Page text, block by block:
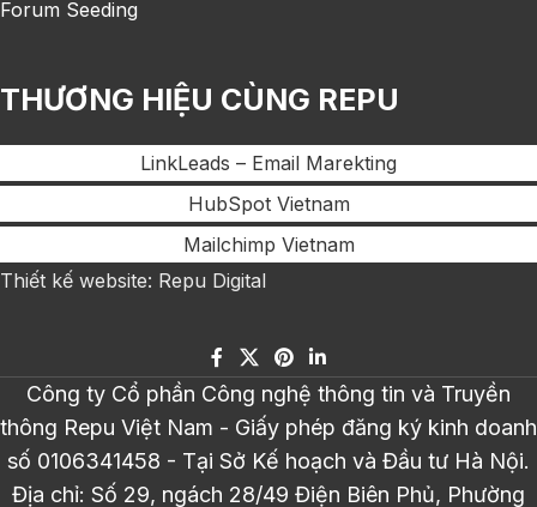
Forum Seeding
THƯƠNG HIỆU CÙNG REPU
LinkLeads – Email Marekting
HubSpot Vietnam
Mailchimp Vietnam
Thiết kế website: Repu Digital
Công ty Cổ phần Công nghệ thông tin và Truyền
thông Repu Việt Nam - Giấy phép đăng ký kinh doanh
số 0106341458 - Tại Sở Kế hoạch và Đầu tư Hà Nội.
Địa chỉ: Số 29, ngách 28/49 Điện Biên Phủ, Phường